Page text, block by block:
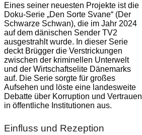
Eines seiner neuesten Projekte ist die
Doku-Serie „Den Sorte Svane“ (Der
Schwarze Schwan), die im Jahr 2024
auf dem dänischen Sender TV2
ausgestrahlt wurde. In dieser Serie
deckt Brügger die Verstrickungen
zwischen der kriminellen Unterwelt
und der Wirtschaftselite Dänemarks
auf. Die Serie sorgte für großes
Aufsehen und löste eine landesweite
Debatte über Korruption und Vertrauen
in öffentliche Institutionen aus.
Einfluss und Rezeption